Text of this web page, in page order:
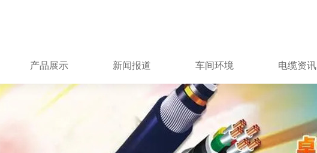
产品展示 新闻报道 车间环境 电缆资讯